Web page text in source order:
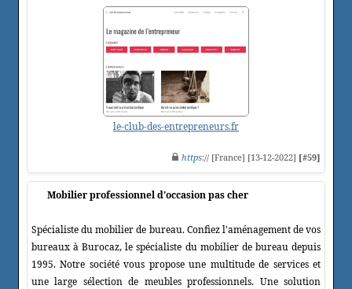
le-club-des-entrepreneurs.fr
https:// [France] [13-12-2022] [#59]
Mobilier professionnel d'occasion pas cher
Spécialiste du mobilier de bureau. Confiez l'aménagement de vos
bureaux à Burocaz, le spécialiste du mobilier de bureau depuis
1995. Notre société vous propose une multitude de services et
une large sélection de meubles professionnels. Une solution